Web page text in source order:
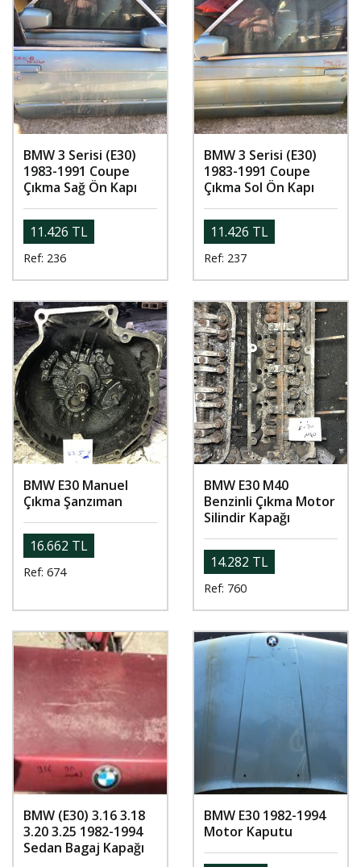
BMW 3 Serisi (E30)
1983-1991 Coupe
Çıkma Sağ Ön Kapı
11.426 TL
Ref: 236
BMW 3 Serisi (E30)
1983-1991 Coupe
Çıkma Sol Ön Kapı
11.426 TL
Ref: 237
BMW E30 Manuel
Çıkma Şanzıman
16.662 TL
Ref: 674
BMW E30 M40
Benzinli Çıkma Motor
Silindir Kapağı
14.282 TL
Ref: 760
BMW (E30) 3.16 3.18
3.20 3.25 1982-1994
Sedan Bagaj Kapağı
BMW E30 1982-1994
Motor Kaputu